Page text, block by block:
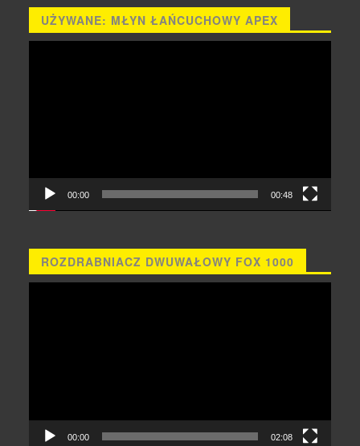
UŻYWANE: MŁYN ŁAŃCUCHOWY APEX
00:00 00:48
ROZDRABNIACZ DWUWAŁOWY FOX 1000
00:00 02:08